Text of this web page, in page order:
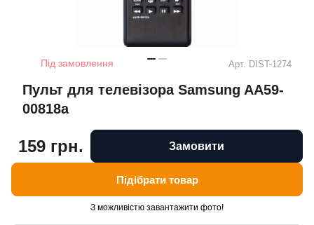
Під замовлення Арт. DIST-1274
Пульт для телевізора Samsung AA59-
00818a
159 грн. Замовити
Підібрати товар
З можливістю завантажити фото!